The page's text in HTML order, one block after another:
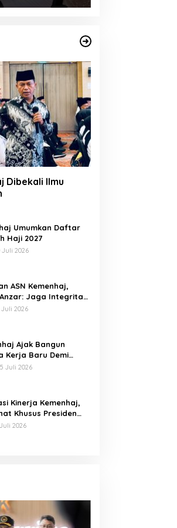
Dibekali Ilmu
Umumkan Daftar
Haji 2027
Juli 2026
ASN Kemenhaj,
Jaga Integritas,
Praktik Menjadikan
Juli 2026
Ajak Bangun
Kerja Baru Demi
Terbaik bagi
Juli 2026
Kinerja Kemenhaj,
Khusus Presiden
2026